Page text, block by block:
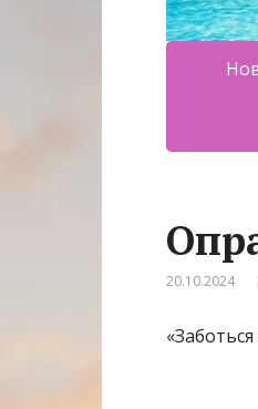
20.10.2024